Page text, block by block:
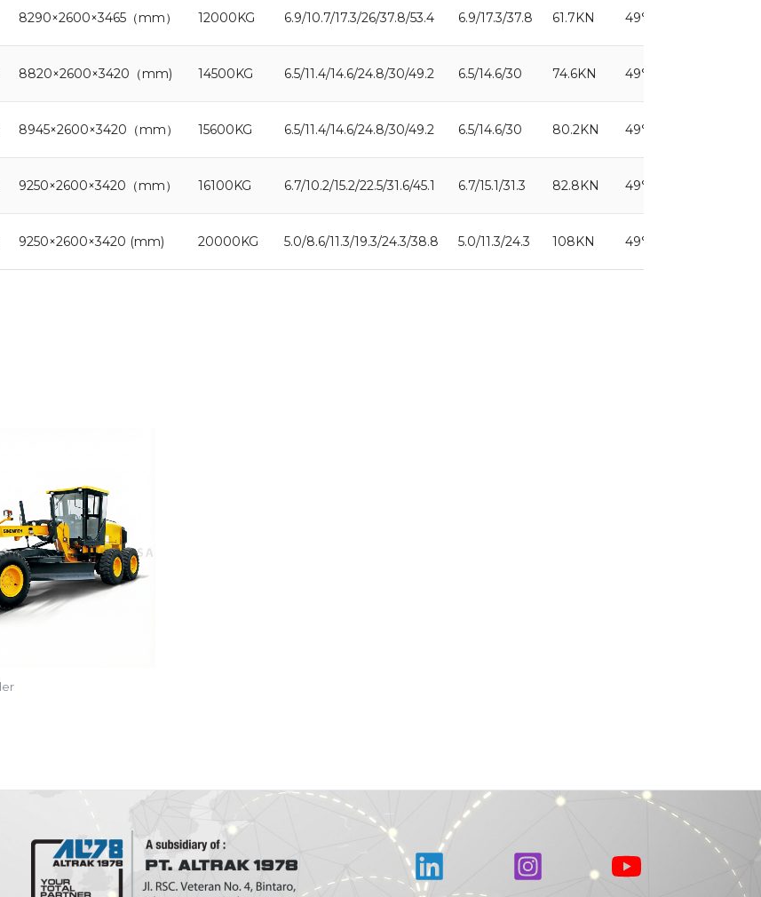
8290×2600×3465（mm） 12000KG 6.9/10.7/17.3/26/37.8/53.4 6.9/17.3/37.8 61.7KN 49°
8820×2600×3420（mm) 14500KG 6.5/11.4/14.6/24.8/30/49.2 6.5/14.6/30 74.6KN 49°
8945×2600×3420（mm） 15600KG 6.5/11.4/14.6/24.8/30/49.2 6.5/14.6/30 80.2KN 49°
9250×2600×3420（mm） 16100KG 6.7/10.2/15.2/22.5/31.6/45.1 6.7/15.1/31.3 82.8KN 49°
9250×2600×3420 (mm) 20000KG 5.0/8.6/11.3/19.3/24.3/38.8 5.0/11.3/24.3 108KN 49°